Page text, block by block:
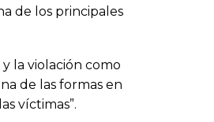
de los principales
la violación como
de las formas en
víctimas”.